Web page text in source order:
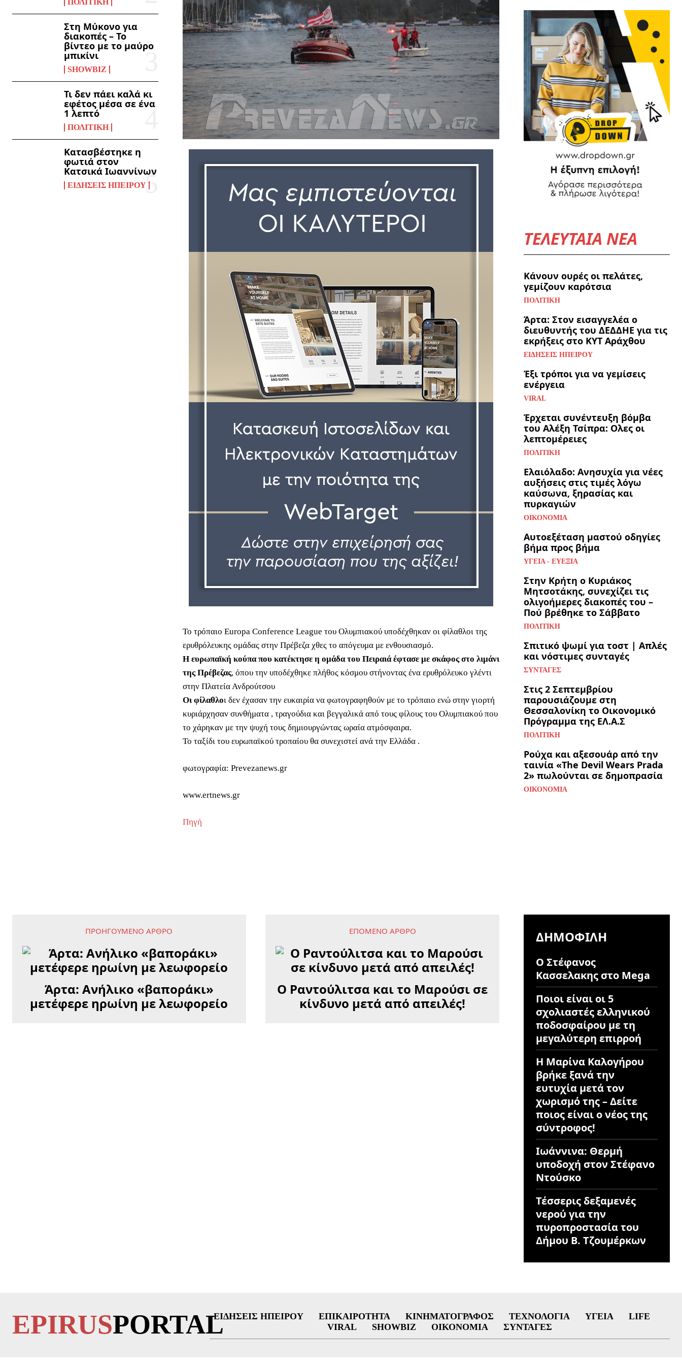
Στη Μύκονο για
διακοπές – Το
βίντεο με το μαύρο
μπικίνι
SHOWBIZ
Τι δεν πάει καλά κι
εφέτος μέσα σε ένα
1 λεπτό
ΠΟΛΙΤΙΚΉ
Κατασβέστηκε η
φωτιά στον
Κατσικά Ιωαννίνων
ΕΙΔΉΣΕΙΣ ΗΠΕΊΡΟΥ
Το τρόπαιο Europa Conference League του Ολυμπιακού υποδέχθηκαν οι φίλαθλοι της
ερυθρόλευκης ομάδας στην Πρέβεζα χθες το απόγευμα με ενθουσιασμό.
Η ευρωπαϊκή κούπα που κατέκτησε η ομάδα του Πειραιά έφτασε με σκάφος στο λιμάνι
της Πρέβεζας, όπου την υποδέχθηκε πλήθος κόσμου στήνοντας ένα ερυθρόλευκο γλέντι
στην Πλατεία Ανδρούτσου
Οι φίλαθλοι δεν έχασαν την ευκαιρία να φωτογραφηθούν με το τρόπαιο ενώ στην γιορτή
κυριάρχησαν συνθήματα , τραγούδια και βεγγαλικά από τους φίλους του Ολυμπιακού που
το χάρηκαν με την ψυχή τους δημιουργώντας ωραία ατμόσφαιρα.
Το ταξίδι του ευρωπαϊκού τροπαίου θα συνεχιστεί ανά την Ελλάδα .
φωτογραφία: Prevezanews.gr
www.ertnews.gr
Πηγή
ΤΕΛΕΥΤΑΙΑ ΝΕΑ
Κάνουν ουρές οι πελάτες,
γεμίζουν καρότσια
ΠΟΛΙΤΙΚΉ
Άρτα: Στον εισαγγελέα ο
διευθυντής του ΔΕΔΔΗΕ για τις
εκρήξεις στο ΚΥΤ Αράχθου
ΕΙΔΉΣΕΙΣ ΗΠΕΊΡΟΥ
Έξι τρόποι για να γεμίσεις
ενέργεια
VIRAL
Έρχεται συνέντευξη βόμβα
του Αλέξη Τσίπρα: Ολες οι
λεπτομέρειες
ΠΟΛΙΤΙΚΉ
Ελαιόλαδο: Ανησυχία για νέες
αυξήσεις στις τιμές λόγω
καύσωνα, ξηρασίας και
πυρκαγιών
ΟΙΚΟΝΟΜΊΑ
Αυτοεξέταση μαστού οδηγίες
βήμα προς βήμα
ΥΓΕΊΑ - ΕΥΕΞΊΑ
Στην Κρήτη ο Κυριάκος
Μητσοτάκης, συνεχίζει τις
ολιγοήμερες διακοπές του –
Πού βρέθηκε το Σάββατο
ΠΟΛΙΤΙΚΉ
Σπιτικό ψωμί για τοστ | Απλές
και νόστιμες συνταγές
ΣΥΝΤΑΓΈΣ
Στις 2 Σεπτεμβρίου
παρουσιάζουμε στη
Θεσσαλονίκη το Οικονομικό
Πρόγραμμα της ΕΛ.Α.Σ
ΠΟΛΙΤΙΚΉ
Ρούχα και αξεσουάρ από την
ταινία «The Devil Wears Prada
2» πωλούνται σε δημοπρασία
ΟΙΚΟΝΟΜΊΑ
ΠΡΟΗΓΟΎΜΕΝΟ ΆΡΘΡΟ
Άρτα: Ανήλικο «βαποράκι»
μετέφερε ηρωίνη με λεωφορείο
ΕΠΌΜΕΝΟ ΆΡΘΡΟ
Ο Ραντούλιτσα και το Μαρούσι σε
κίνδυνο μετά από απειλές!
ΔΗΜΟΦΙΛΉ
Ο Στέφανος
Κασσελακης στο Mega
Ποιοι είναι οι 5
σχολιαστές ελληνικού
ποδοσφαίρου με τη
μεγαλύτερη επιρροή
Η Μαρίνα Καλογήρου
βρήκε ξανά την
ευτυχία μετά τον
χωρισμό της – Δείτε
ποιος είναι ο νέος της
σύντροφος!
Ιωάννινα: Θερμή
υποδοχή στον Στέφανο
Ντούσκο
Τέσσερις δεξαμενές
νερού για την
πυροπροστασία του
Δήμου Β. Τζουμέρκων
EPIRUSPORTALΕΙΔΉΣΕΙΣ ΗΠΕΊΡΟΥ ΕΠΙΚΑΙΡΌΤΗΤΑ ΚΙΝΗΜΑΤΟΓΡΆΦΟΣ ΤΕΧΝΟΛΟΓΊΑ ΥΓΕΊΑ
LIFE
VIRAL
SHOWBIZ ΟΙΚΟΝΟΜΊΑ ΣΥΝΤΑΓΈΣ